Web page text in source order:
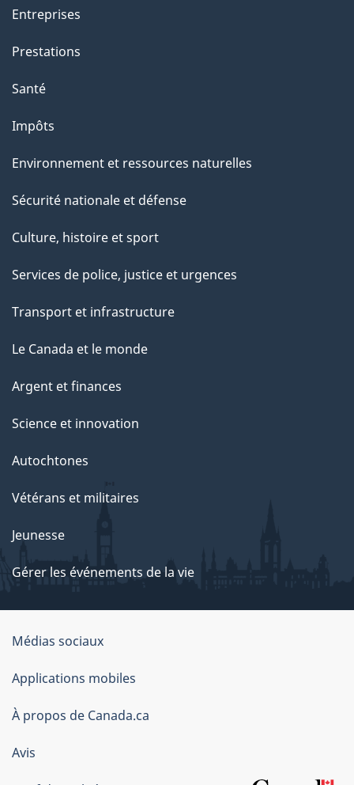
Entreprises
Prestations
Santé
Impôts
Environnement et ressources naturelles
Sécurité nationale et défense
Culture, histoire et sport
Services de police, justice et urgences
Transport et infrastructure
Le Canada et le monde
Argent et finances
Science et innovation
Autochtones
Vétérans et militaires
Jeunesse
Gérer les événements de la vie
Organisation
du
gouvernement
du
Canada
Médias sociaux
Applications mobiles
À propos de Canada.ca
Avis